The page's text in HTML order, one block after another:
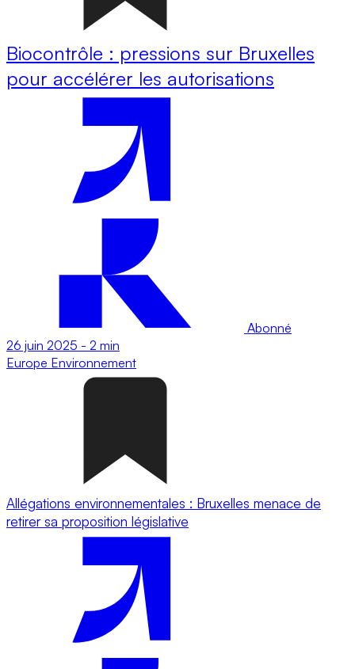
Biocontrôle : pressions sur Bruxelles
pour accélérer les autorisations
Abonné
26 juin 2025 - 2 min
Europe Environnement
Allégations environnementales : Bruxelles menace de
retirer sa proposition législative